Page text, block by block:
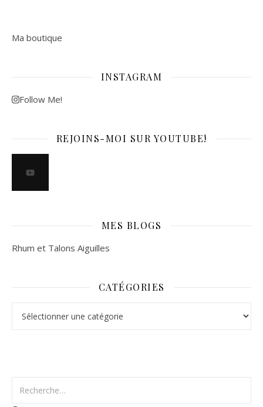
Ma boutique
INSTAGRAM
Follow Me!
REJOINS-MOI SUR YOUTUBE!
MES BLOGS
Rhum et Talons Aiguilles
CATÉGORIES